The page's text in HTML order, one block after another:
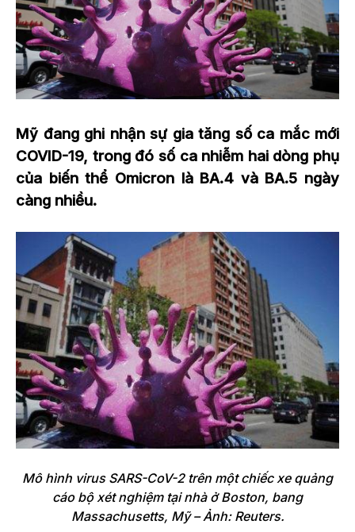
Mỹ đang ghi nhận sự gia tăng số ca mắc mới
COVID-19, trong đó số ca nhiễm hai dòng phụ
của biến thể Omicron là BA.4 và BA.5 ngày
càng nhiều.
Mô hình virus SARS-CoV-2 trên một chiếc xe quảng
cáo bộ xét nghiệm tại nhà ở Boston, bang
Massachusetts, Mỹ – Ảnh: Reuters.